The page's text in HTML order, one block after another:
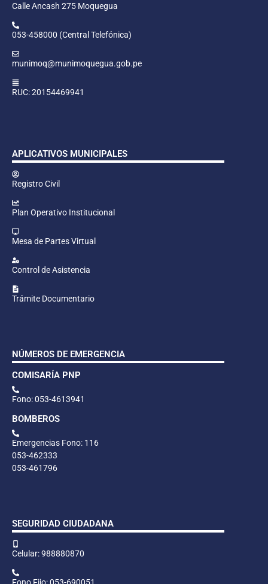
Calle Ancash 275 Moquegua
053-458000 (Central Telefónica)
munimoq@munimoquegua.gob.pe
RUC: 20154469941
APLICATIVOS MUNICIPALES
Registro Civil
Plan Operativo Institucional
Mesa de Partes Virtual
Control de Asistencia
Trámite Documentario
NÚMEROS DE EMERGENCIA
COMISARÍA PNP
Fono: 053-4613941
BOMBEROS
Emergencias Fono: 116
053-462333
053-461796
SEGURIDAD CIUDADANA
Celular: 988880870
Fono Fijo: 053-690051